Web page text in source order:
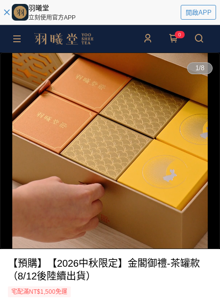
羽曦堂
立刻使用官方APP
開啟APP
0
1/8
【預購】【2026中秋限定】金閣御禮-茶罐款
（8/12後陸續出貨）
宅配滿NT$1,500免運